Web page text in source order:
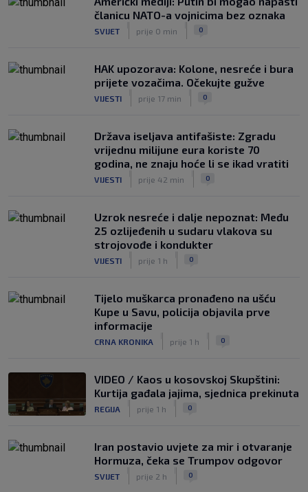
pobjedu
SK 8. kol.
Cornerom’: Evo čime je impresionirao
Šotiček
SK 8. kol.
članicu NATO-a vojnicima bez oznaka
SVIJET prije 0 min 0
HAK upozorava: Kolone, nesreće i bura
prijete vozačima. Očekujte gužve
VIJESTI prije 17 min 0
Država iseljava antifašiste: Zgradu
vrijednu milijune eura koriste 70
godina, ne znaju hoće li se ikad vratiti
VIJESTI prije 42 min 0
Uzrok nesreće i dalje nepoznat: Među
25 ozlijeđenih u sudaru vlakova su
strojovođe i kondukter
VIJESTI prije 1 h 0
Tijelo muškarca pronađeno na ušću
Kupe u Savu, policija objavila prve
informacije
CRNA KRONIKA prije 1 h 0
VIDEO / Kaos u kosovskoj Skupštini:
Kurtija gađala jajima, sjednica prekinuta
REGIJA prije 1 h 0
Iran postavio uvjete za mir i otvaranje
Hormuza, čeka se Trumpov odgovor
SVIJET prije 2 h 0